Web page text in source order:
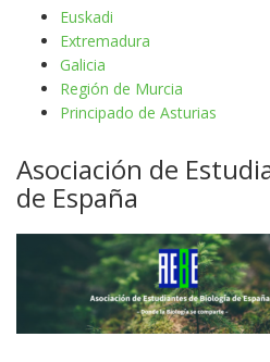
Euskadi
Extremadura
Galicia
Región de Murcia
Principado de Asturias
Asociación de
de España